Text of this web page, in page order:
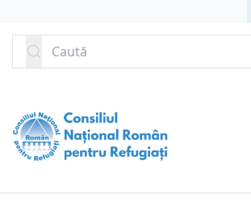
Caută